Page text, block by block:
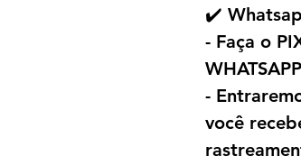
✔️
- Faça o
WHATSAPP
-
você